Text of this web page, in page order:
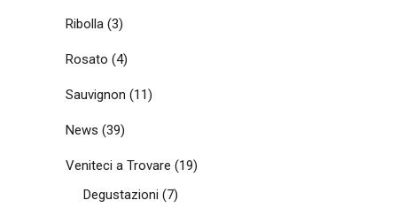
Ribolla (3)
Rosato (4)
Sauvignon (11)
News (39)
Veniteci a Trovare (19)
Degustazioni (7)